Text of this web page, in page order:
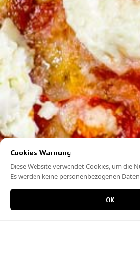
0
Cookies Warnung
Diese Website verwendet Cookies, um die
Es werden keine personenbezogenen
OK